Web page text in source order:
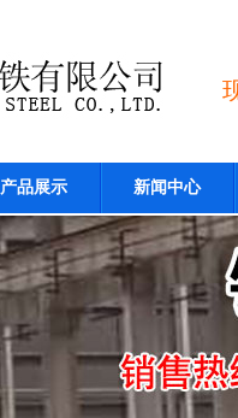
产品展示 新闻中心